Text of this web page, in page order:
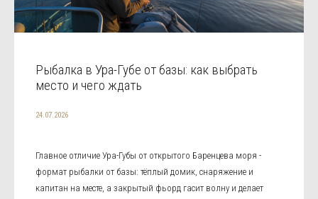
Рыбалка в Ура-Губе от базы: как выбрать
место и чего ждать
24.07.2026
Главное отличие Ура-Губы от открытого Баренцева моря -
формат рыбалки от базы: тёплый домик, снаряжение и
капитан на месте, а закрытый фьорд гасит волну и делает